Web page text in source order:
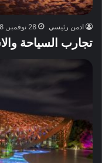
ادمن رئيسي 28 نوفمبر, 2018
تجارب السياحة